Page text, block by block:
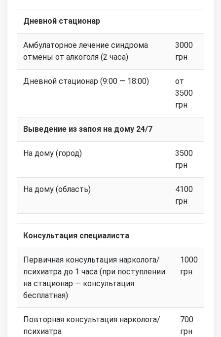
Дневной стационар
Амбулаторное лечение синдрома
отмены от алкоголя (2 часа)
3000
грн
Дневной стационар (9:00 — 18:00)
от
3500
грн
Выведение из запоя на дому 24/7
На дому (город)
3500
грн
На дому (область)
4100
грн
Консультация специалиста
Первичная консультация нарколога/
психиатра до 1 часа (при поступлении
на стационар — консультация
бесплатная)
1000
грн
Повторная консультация нарколога/
психиатра
700
грн